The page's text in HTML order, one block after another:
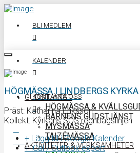
BLI MEDLEM
KALENDER
KONTAKTA OSS
0340 64 11 00
GUDSTJÄNST
HÖGMÄSSA &
BARNENS GUDSTJÄNST
MYSMÄSSA
TAIZÉMÄSSA
AKTIVITETER & VERKSAMHETER
HÖGMÄSSA I LINDBERGS KYRKA
Präst: Katharina Eriksson
Kollekt: Kyrkans SOS regnbågslinjen
+ Lägg till i Google Kalender
+ iCal / Outlook export